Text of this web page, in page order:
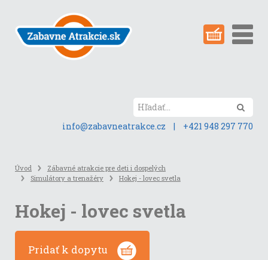
obsah
stránky
info@zabavneatrakce.cz
| +421 948 297 770
Úvod
Zábavné atrakcie pre deti i dospelých
Simulátory a trenažéry
Hokej - lovec svetla
Hokej - lovec svetla
Pridať k dopytu